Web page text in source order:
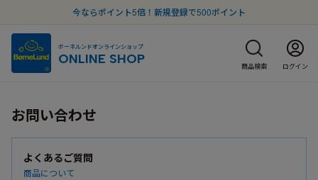
今ならポイント5倍！新規登録で500ポイント
ボーネルンドオンラインショップ
ONLINE SHOP 商品検索 ログイン
お問い合わせ
よくあるご質問
商品について